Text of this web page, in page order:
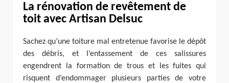
La rénovation de revêtement de
toit avec Artisan Delsuc
Sachez qu’une toiture mal entretenue favorise le dépôt
des débris, et l’entassement de ces salissures
engendrent la formation de trous et les fuites qui
risquent d’endommager plusieurs parties de votre